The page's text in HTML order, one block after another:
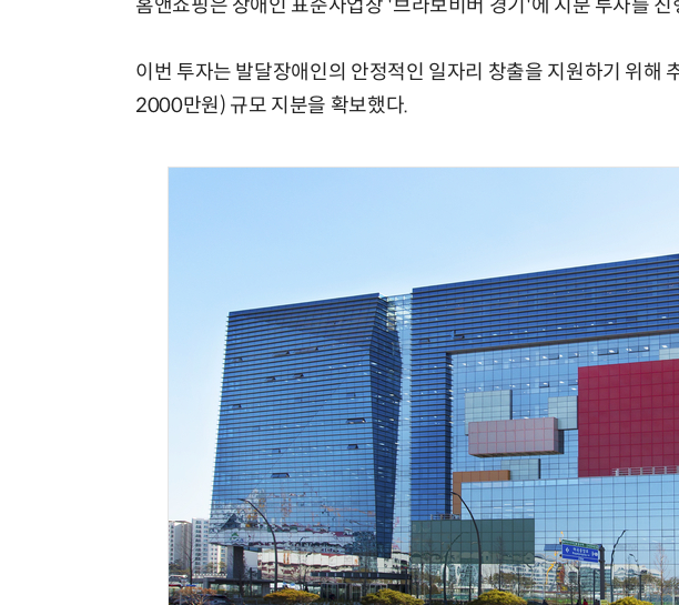
홈앤쇼핑은 장애인 표준사업장 '브라보비버 경기'에 지분 투자를
이번 투자는 발달장애인의 안정적인 일자리 창출을 지원하기 위해
2000만원) 규모 지분을 확보했다.
체계화 된 데이터가 곧 AI 시대의 경쟁력이다 현업에서 바로 쓰는 "하네스 엔지니어링" 실습 교육